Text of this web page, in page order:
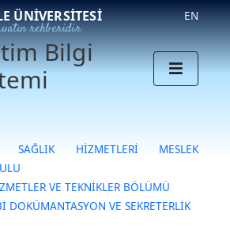
ÜNIVERSITESI
rehberidir
EN
Bilgi
SAĞLIK HİZMETLERİ MESLEK
VE TEKNİKLER BÖLÜMÜ
DOKÜMANTASYON VE SEKRETERLİK